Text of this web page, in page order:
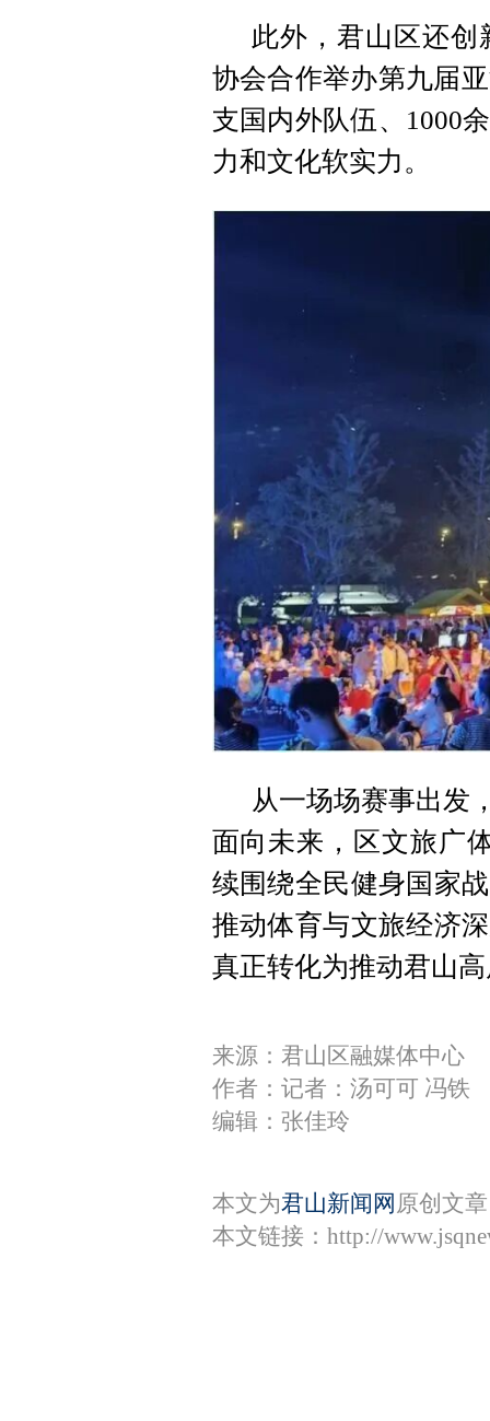
此外，君山区还创
协会合作举办第九届
支国内外队伍、1000
力和文化软实力。
从一场场赛事出发
面向未来，区文旅广
续围绕全民健身国家
推动体育与文旅经济
真正转化为推动君山
来源：君山区融媒体中心
作者：记者：汤可可 冯铁
编辑：张佳玲
本文为君山新闻网 原创文
本文链接： http://